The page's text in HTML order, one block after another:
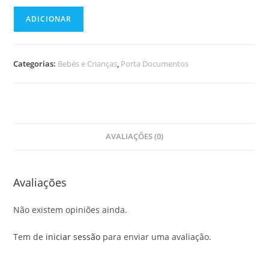
ADICIONAR
Categorias: Bebés e Crianças, Porta Documentos
AVALIAÇÕES (0)
Avaliações
Não existem opiniões ainda.
Tem de iniciar sessão para enviar uma avaliação.